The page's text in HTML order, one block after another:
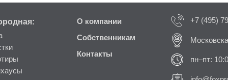
О компании
Собственникам
Контакты
+7 (495)
пн–пт: